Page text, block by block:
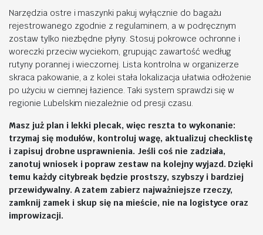
Narzędzia ostre i maszynki pakuj wyłącznie do bagażu
rejestrowanego zgodnie z regulaminem, a w podręcznym
zostaw tylko niezbędne płyny. Stosuj pokrowce ochronne i
woreczki przeciw wyciekom, grupując zawartość według
rutyny porannej i wieczornej. Lista kontrolna w organizerze
skraca pakowanie, a z kolei stała lokalizacja ułatwia odłożenie
po użyciu w ciemnej łazience. Taki system sprawdzi się w
regionie Lubelskim niezależnie od presji czasu.
Masz już plan i lekki plecak, więc reszta to wykonanie:
trzymaj się modułów, kontroluj wagę, aktualizuj checklistę
i zapisuj drobne usprawnienia. Jeśli coś nie zadziała,
zanotuj wniosek i popraw zestaw na kolejny wyjazd. Dzięki
temu każdy citybreak będzie prostszy, szybszy i bardziej
przewidywalny. A zatem zabierz najważniejsze rzeczy,
zamknij zamek i skup się na mieście, nie na logistyce oraz
improwizacji.